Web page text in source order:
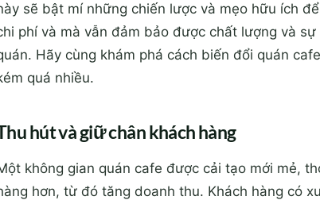
sẽ bật mí những chiến lược và mẹo hữu ích
phí và mà vẫn đảm bảo được chất lượng và
Hãy cùng khám phá cách biến đổi quán
quá nhiều.
hút và giữ chân khách hàng
không gian quán cafe được cải tạo mới mẻ,
hơn, từ đó tăng doanh thu. Khách hàng có